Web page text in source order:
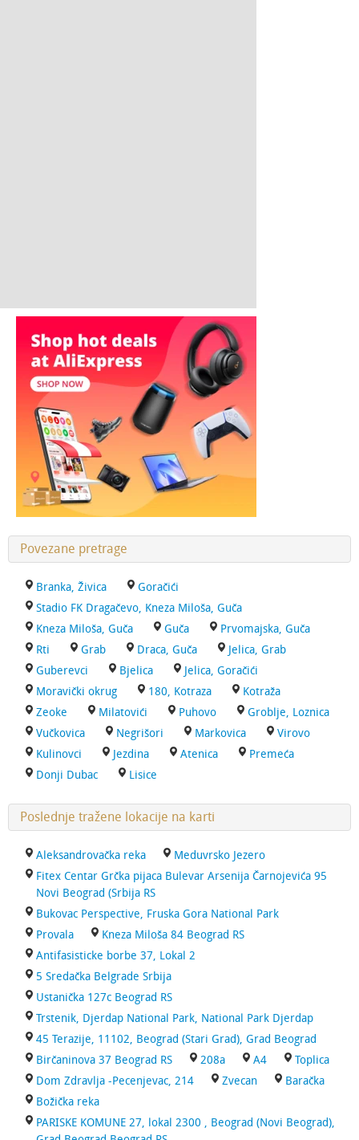
Povezane pretrage
Branka, Živica
Goračići
Stadio FK Dragačevo, Kneza Miloša, Guča
Kneza Miloša, Guča
Guča
Prvomajska, Guča
Rti
Grab Draca, Guča
Jelica, Grab
Guberevci
Bjelica
Jelica, Goračići
Moravički okrug
180, Kotraza
Kotraža
Zeoke
Milatovići Puhovo
Groblje, Loznica
Vučkovica
Negrišori Markovica
Virovo
Kulinovci
Jezdina Atenica
Premeća
Donji Dubac
Lisice
Poslednje tražene lokacije na karti
Aleksandrovačka reka
Meduvrsko Jezero
Fitex Centar Grčka pijaca Bulevar Arsenija Čarnojevića 95
Novi Beograd (Srbija RS
Bukovac Perspective, Fruska Gora National Park
Provala
Kneza Miloša 84 Beograd RS
Antifasisticke borbe 37, Lokal 2
5 Sredačka Belgrade Srbija
Ustanička 127c Beograd RS
Trstenik, Djerdap National Park, National Park Djerdap
45 Terazije, 11102, Beograd (Stari Grad), Grad Beograd
Birčaninova 37 Beograd RS
208a A4
Toplica
Dom Zdravlja -Pecenjevac, 214
Zvecan
Baračka
Božička reka
PARISKE KOMUNE 27, lokal 2300 , Beograd (Novi Beograd),